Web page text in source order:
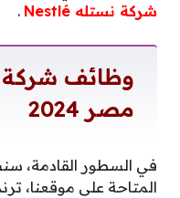
شركة نستله Nestlé
.
مصر 2024
في السطور القادمة،
المتاحة على موقعنا،